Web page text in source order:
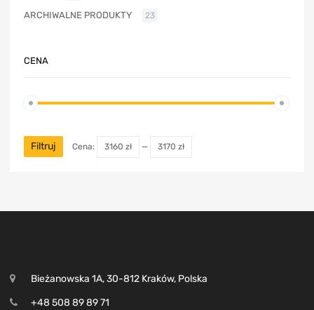
ARCHIWALNE PRODUKTY 23
CENA
Filtruj Cena: 3160 zł — 3170 zł
Bieżanowska 1A, 30-812 Kraków, Polska
+48 508 89 89 71